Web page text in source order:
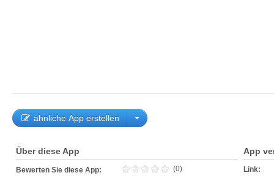
ähnliche App erstellen
Über diese App
Bewerten Sie diese App: (0)
App
Link: